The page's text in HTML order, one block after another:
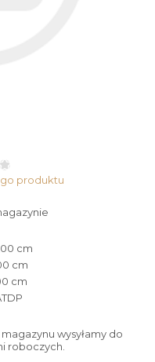
produktu
cm
cm
cm
wysyłamy do
roboczych.